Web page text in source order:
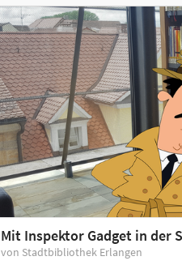
Mit Inspektor Gadget in der
von Stadtbibliothek Erlangen